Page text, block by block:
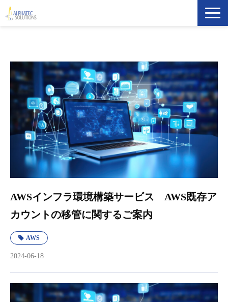
導入事例
イベント・セミナー
ATS Newsletter購読登録
AWSインフラ環境構築サービス AWS既存ア
カウントの移管に関するご案内
AWS
2024-06-18